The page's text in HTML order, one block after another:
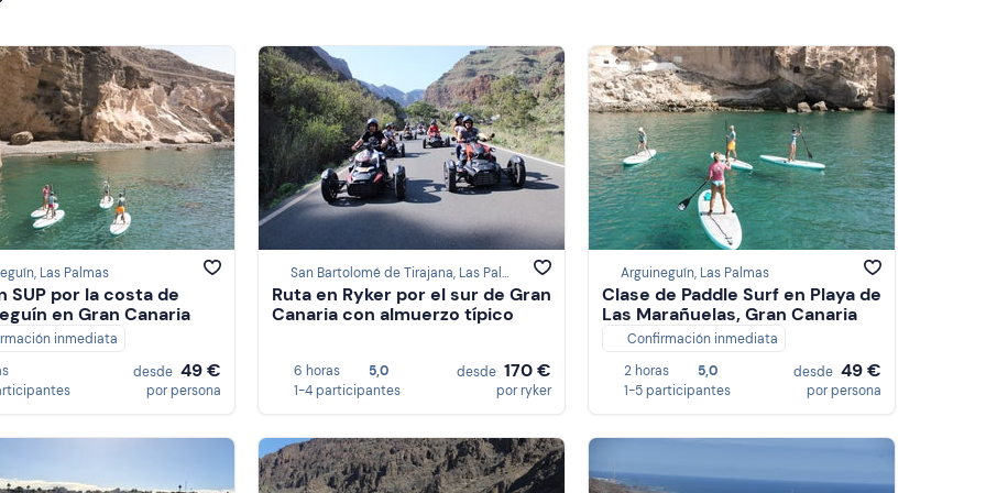
Las Palmas
SUP por la costa de
en Gran Canaria
inmediata
desde 49 €
por persona
San Bartolomé de Tirajana, Las Palmas
Ruta en Ryker por el sur de Gran
Canaria con almuerzo típico
6 horas
5,0
1-4 participantes
desde 170 €
por ryker
Arguineguín, Las Palmas
Clase de Paddle Surf en Playa de
Las Marañuelas, Gran Canaria
Confirmación inmediata
2 horas
5,0
1-5 participantes
desde 49 €
por persona